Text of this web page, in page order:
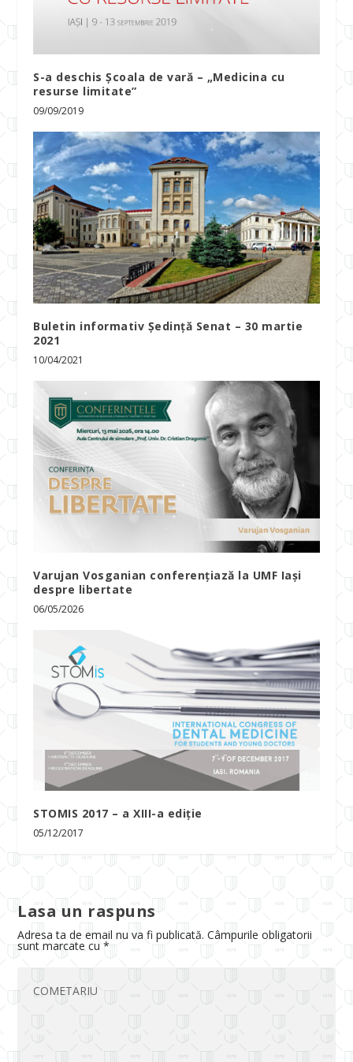
S-a deschis Școala de vară – „Medicina cu
resurse limitate”
09/09/2019
Buletin informativ Ședință Senat – 30 martie
2021
10/04/2021
Varujan Vosganian conferențiază la UMF Iași
despre libertate
06/05/2026
STOMIS 2017 – a XIII-a ediție
05/12/2017
Lasa un raspuns
Adresa ta de email nu va fi publicată. Câmpurile obligatorii
sunt marcate cu*